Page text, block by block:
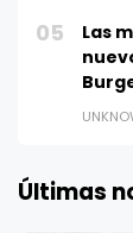
05
Las
Últimas